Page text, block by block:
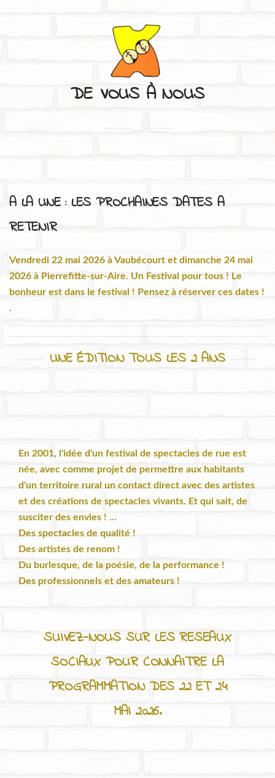
DE VOUS À NOUS
DE VOUS À NOUS
CONTACTS ET INFORMATIONS PRATIQUES
A LA UNE : LES PROCHAINES DATES A
RETENIR
Vendredi 22 mai 2026 à Vaubécourt et dimanche 24 mai
2026 à Pierrefitte-sur-Aire. Un Festival pour tous ! Le
bonheur est dans le festival ! Pensez à réserver ces dates !
.
UNE ÉDITION TOUS LES 2 ANS
En 2001, l'idée d'un festival de spectacles de rue est
née, avec comme projet de permettre aux habitants
d'un territoire rural un contact direct avec des artistes
et des créations de spectacles vivants. Et qui sait, de
susciter des envies ! ...
Des spectacles de qualité !
Des artistes de renom !
Du burlesque, de la poésie, de la performance !
Des professionnels et des amateurs !
SUIVEZ-NOUS SUR LES RESEAUX
SOCIAUX POUR CONNAITRE LA
PROGRAMMATION DES 22 ET 24
MAI 2026.